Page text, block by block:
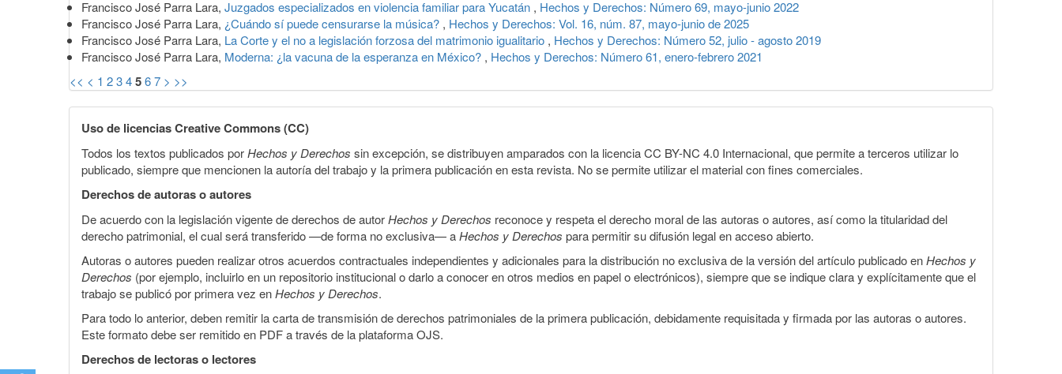
Francisco José Parra Lara, Juzgados especializados en violencia familiar para Yucatán , Hechos y Derechos: Número 69, mayo-junio 2022
Francisco José Parra Lara, ¿Cuándo sí puede censurarse la música? , Hechos y Derechos: Vol. 16, núm. 87, mayo-junio de 2025
Francisco José Parra Lara, La Corte y el no a legislación forzosa del matrimonio igualitario , Hechos y Derechos: Número 52, julio - agosto 2019
Francisco José Parra Lara, Moderna: ¿la vacuna de la esperanza en México? , Hechos y Derechos: Número 61, enero-febrero 2021
<< < 1 234567 > >>
Uso de licencias Creative Commons (CC)
Todos los textos publicados porHechos y Derechos sin excepción, se distribuyen amparados con la licencia CC BY-NC 4.0 Internacional, que permite a terceros utilizar lo
publicado, siempre que mencionen la autoría del trabajo y la primera publicación en esta revista. No se permite utilizar el material con fines comerciales.
Derechos de autoras o autores
De acuerdo con la legislación vigente de derechos de autorHechos y Derechos reconoce y respeta el derecho moral de las autoras o autores, así como la titularidad del
derecho patrimonial, el cual será transferido —de forma no exclusiva— aHechos y Derechos para permitir su difusión legal en acceso abierto.
Autoras o autores pueden realizar otros acuerdos contractuales independientes y adicionales para la distribución no exclusiva de la versión del artículo publicado enHechos y
Derechos (por ejemplo, incluirlo en un repositorio institucional o darlo a conocer en otros medios en papel o electrónicos), siempre que se indique clara y explícitamente que el
trabajo se publicó por primera vez enHechos y Derechos.
Para todo lo anterior, deben remitir la carta de transmisión de derechos patrimoniales de la primera publicación, debidamente requisitada y firmada por las autoras o autores.
Este formato debe ser remitido en PDF a través de la plataforma OJS.
Derechos de lectoras o lectores